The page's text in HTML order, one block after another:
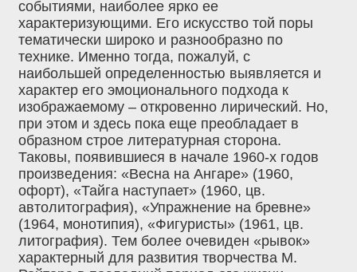
событиями, наиболее ярко ее
характеризующими. Его искусство той поры
тематически широко и разнообразно по
технике. Именно тогда, пожалуй, с
наибольшей определенностью выявляется и
характер его эмоционального подхода к
изображаемому – откровенно лирический. Но,
при этом и здесь пока еще преобладает в
образном строе литературная сторона.
Таковы, появившиеся в начале 1960-х годов
произведения: «Весна на Ангаре» (1960,
офорт), «Тайга наступает» (1960, цв.
автолитография), «Упражнение на бревне»
(1964, монотипия), «Фигуристы» (1961, цв.
литография). Тем более очевиден «рывок»
характерный для развития творчества М.